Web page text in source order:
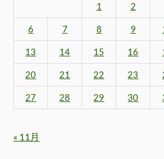
1 2
6 7 8 9
13 14 15 16
20 21 22 23
27 28 29 30
« 11月